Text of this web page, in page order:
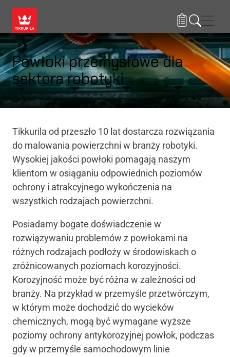
Powłoki przemysłowe dla
sektora robotyki
Tikkurila od przeszło 10 lat dostarcza rozwiązania
do malowania powierzchni w branży robotyki.
Wysokiej jakości powłoki pomagają naszym
klientom w osiąganiu odpowiednich poziomów
ochrony i atrakcyjnego wykończenia na
wszystkich rodzajach powierzchni.
Posiadamy bogate doświadczenie w
rozwiązywaniu problemów z powłokami na
różnych rodzajach podłoży w środowiskach o
zróżnicowanych poziomach korozyjności.
Korozyjność może być różna w zależności od
branży. Na przykład w przemyśle przetwórczym,
w którym może dochodzić do wycieków
chemicznych, mogą być wymagane wyższe
poziomy ochrony antykorozyjnej powłok, podczas
gdy w przemyśle samochodowym linie